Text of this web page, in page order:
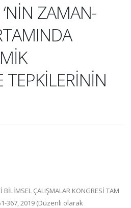
ZAMAN-
TEPKİLERİNİN
BİLİMSEL ÇALIŞMALAR KONGRESİ TAM
367, 2019 (Düzenli olarak